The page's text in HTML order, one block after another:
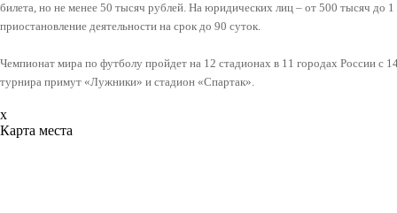
билета, но не менее 50 тысяч рублей. На юридических лиц – от 500 тысяч до
приостановление деятельности на срок до 90 суток.
Чемпионат мира по футболу пройдет на 12 стадионах в 11 городах России с
турнира примут «Лужники» и стадион «Спартак».
x
Карта места